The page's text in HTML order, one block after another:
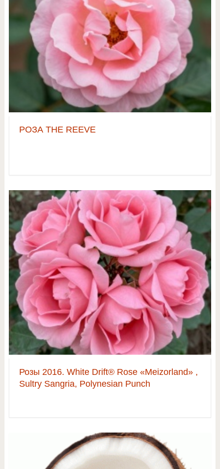
РОЗА THE REEVE
Розы 2016. White Drift® Rose «Meizorland» ,
Sultry Sangria, Polynesian Punch